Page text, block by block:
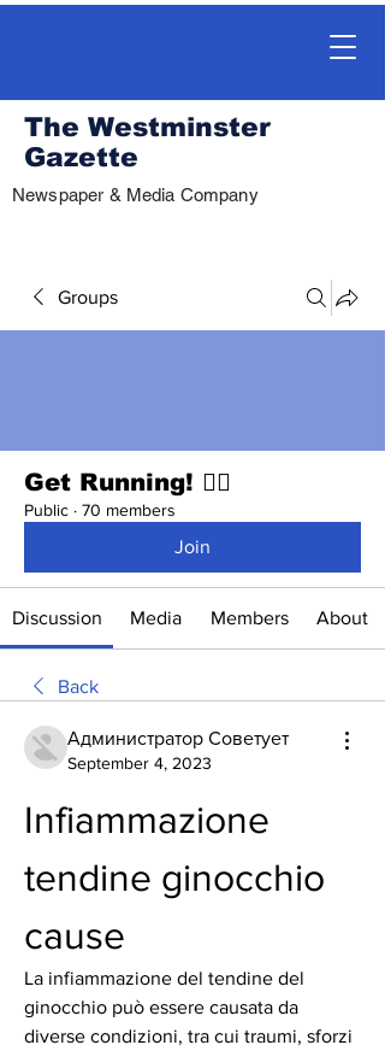
The Westminster
Gazette
Newspaper & Media Company
Groups
Get Running! 🏃‍♀️
Public · 70 members
Join
Discussion Media Members About
Back
Администратор Советует
September 4, 2023
Infiammazione
tendine ginocchio
cause
La infiammazione del tendine del
ginocchio può essere causata da
diverse condizioni, tra cui traumi, sforzi